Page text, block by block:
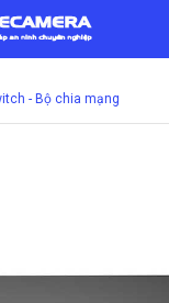
- Bộ chia mạng